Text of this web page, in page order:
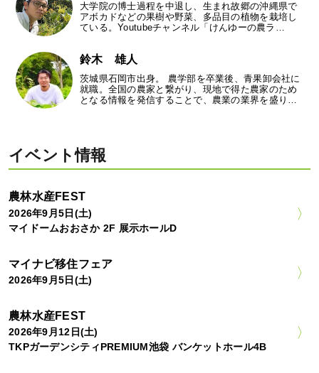
大学院の博士過程を中退し、生まれ故郷の沖縄県で
アボカドなどの果樹や野菜、多品目の植物を栽培し
ている。Youtubeチャンネル「けんゆーの農ラ…
鈴木 雄人
茨城県石岡市出身。 農学部を卒業後、青果卸会社に
就職。全国の農家と繋がり、現地で得た農家のため
となる情報を発信することで、農業の業界を盛り…
イベント情報
農林水産FEST
2026年9月5日(土)
マイドームおおさか 2F 展示ホールD
マイナビ移住フェア
2026年9月5日(土)
農林水産FEST
2026年9月12日(土)
TKPガーデンシティPREMIUM池袋 バンケットホール4B